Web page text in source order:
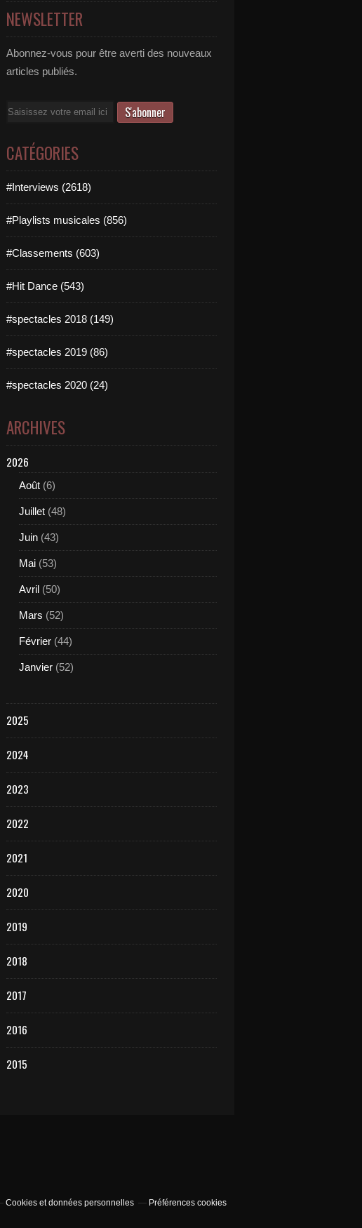
NEWSLETTER
Abonnez-vous pour être averti des nouveaux
articles publiés.
Email
CATÉGORIES
#Interviews (2618)
#Playlists musicales (856)
#Classements (603)
#Hit Dance (543)
#spectacles 2018 (149)
#spectacles 2019 (86)
#spectacles 2020 (24)
ARCHIVES
2026
Août (6)
Juillet (48)
Juin (43)
Mai (53)
Avril (50)
Mars (52)
Février (44)
Janvier (52)
2025
2024
2023
2022
2021
2020
2019
2018
2017
2016
2015
Cookies et données personnelles Préférences cookies